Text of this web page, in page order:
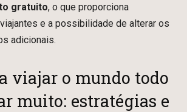
gratuito, o que proporciona
e a possibilidade de alterar os
adicionais.
viajar o mundo todo
muito: estratégias e